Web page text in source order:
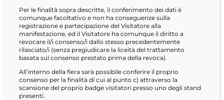
Per le finalità sopra descritte, il conferimento dei dati è
comunque facoltativo e non ha conseguenze sulla
registrazione e partecipazione del Visitatore alla
manifestazione, ed il Visitatore ha comunque il diritto a
revocare il/i consenso/i dallo stesso precedentemente
rilasciato/i (senza pregiudicare la liceità del trattamento
basata sul consenso prestato prima della revoca).
All’interno della fiera sarà possibile conferire il proprio
consenso per la finalità di cui al punto c) attraverso la
scansione del proprio badge visitatori presso uno degli stand
presenti.